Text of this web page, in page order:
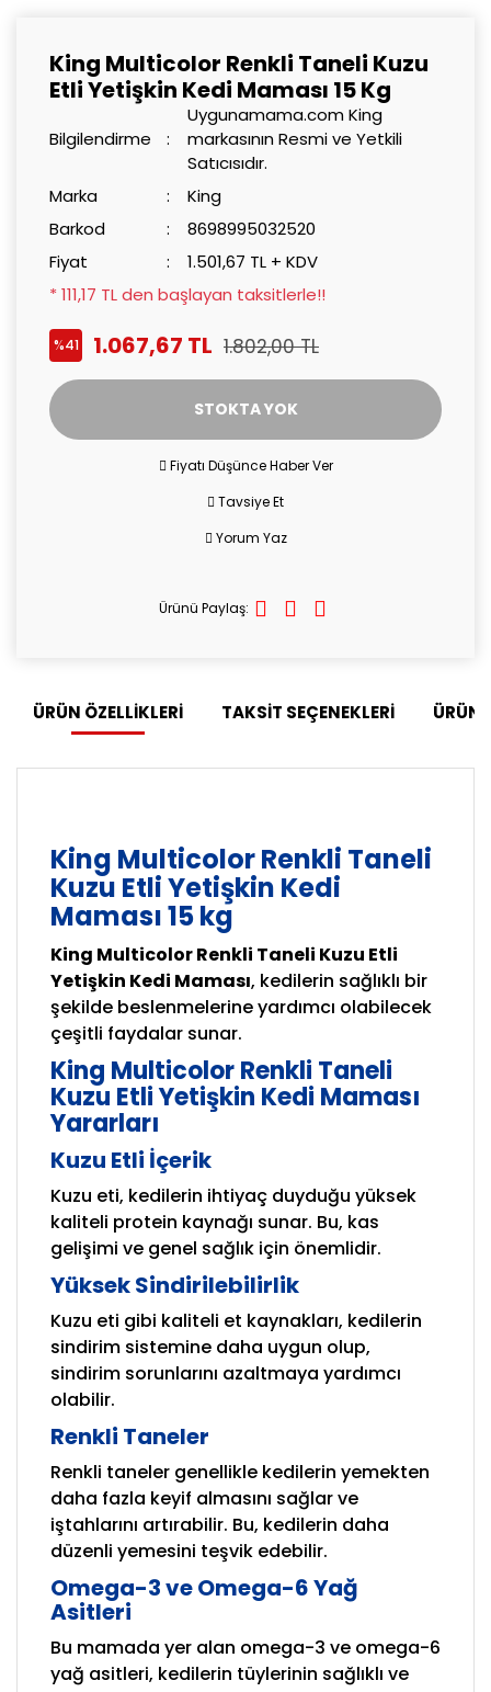
King Multicolor Renkli Taneli Kuzu
Etli Yetişkin Kedi Maması 15 Kg
Bilgilendirme
Uygunamama.com King
markasının Resmi ve Yetkili
Satıcısıdır.
Marka
King
Barkod
8698995032520
Fiyat
1.501,67 TL + KDV
* 111,17 TL den başlayan taksitlerle!!
%41 1.067,67 TL 1.802,00 TL
STOKTA YOK
Fiyatı Düşünce Haber Ver
Tavsiye Et
Yorum Yaz
Ürünü Paylaş:
ÜRÜN ÖZELLİKLERİ TAKSİT SEÇENEKLERİ ÜRÜN
King Multicolor Renkli Taneli
Kuzu Etli Yetişkin Kedi
Maması 15 kg
King Multicolor Renkli Taneli Kuzu Etli
Yetişkin Kedi Maması, kedilerin sağlıklı bir
şekilde beslenmelerine yardımcı olabilecek
çeşitli faydalar sunar.
King Multicolor Renkli Taneli
Kuzu Etli Yetişkin Kedi Maması
Yararları
Kuzu Etli İçerik
Kuzu eti, kedilerin ihtiyaç duyduğu yüksek
kaliteli protein kaynağı sunar. Bu, kas
gelişimi ve genel sağlık için önemlidir.
Yüksek Sindirilebilirlik
Kuzu eti gibi kaliteli et kaynakları, kedilerin
sindirim sistemine daha uygun olup,
sindirim sorunlarını azaltmaya yardımcı
olabilir.
Renkli Taneler
Renkli taneler genellikle kedilerin yemekten
daha fazla keyif almasını sağlar ve
iştahlarını artırabilir. Bu, kedilerin daha
düzenli yemesini teşvik edebilir.
Omega-3 ve Omega-6 Yağ
Asitleri
Bu mamada yer alan omega-3 ve omega-6
yağ asitleri, kedilerin tüylerinin sağlıklı ve